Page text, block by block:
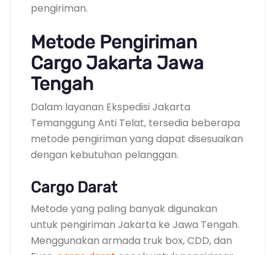
pengiriman.
Metode Pengiriman
Cargo Jakarta Jawa
Tengah
Dalam layanan Ekspedisi Jakarta
Temanggung Anti Telat, tersedia beberapa
metode pengiriman yang dapat disesuaikan
dengan kebutuhan pelanggan.
Cargo Darat
Metode yang paling banyak digunakan
untuk pengiriman Jakarta ke Jawa Tengah.
Menggunakan armada truk box, CDD, dan